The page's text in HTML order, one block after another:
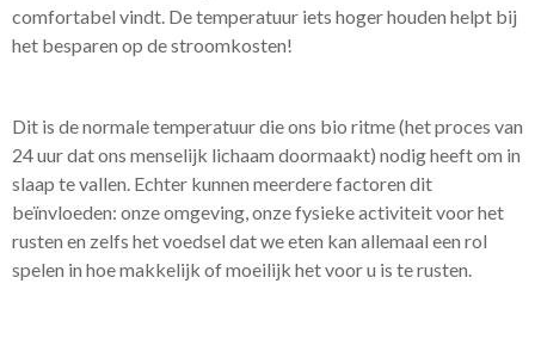
comfortabel vindt. De temperatuur iets hoger houden helpt bij
het besparen op de stroomkosten!
Dit is de normale temperatuur die ons bio ritme (het proces van
24 uur dat ons menselijk lichaam doormaakt) nodig heeft om in
slaap te vallen. Echter kunnen meerdere factoren dit
beïnvloeden: onze omgeving, onze fysieke activiteit voor het
rusten en zelfs het voedsel dat we eten kan allemaal een rol
spelen in hoe makkelijk of moeilijk het voor u is te rusten.